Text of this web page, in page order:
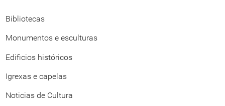
Bibliotecas
Monumentos e esculturas
Edificios históricos
Igrexas e capelas
Noticias de Cultura